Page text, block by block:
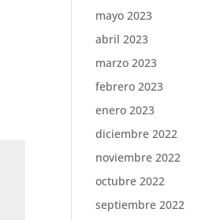
mayo 2023
abril 2023
marzo 2023
febrero 2023
enero 2023
diciembre 2022
noviembre 2022
octubre 2022
septiembre 2022